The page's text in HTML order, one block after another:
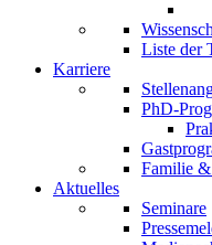
Liste der
Karriere
PhD-
Familie
Aktuelles
Seminare